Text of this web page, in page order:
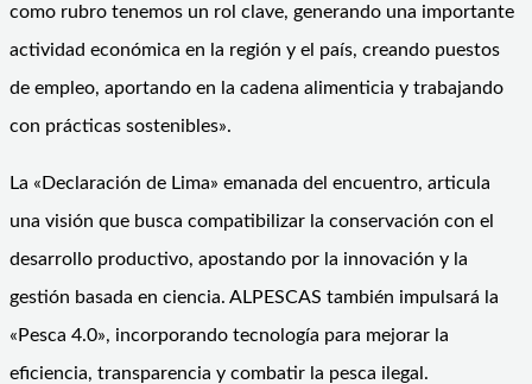
como rubro tenemos un rol clave, generando una importante
actividad económica en la región y el país, creando puestos
de empleo, aportando en la cadena alimenticia y trabajando
con prácticas sostenibles».
La «Declaración de Lima» emanada del encuentro, articula
una visión que busca compatibilizar la conservación con el
desarrollo productivo, apostando por la innovación y la
gestión basada en ciencia. ALPESCAS también impulsará la
«Pesca 4.0», incorporando tecnología para mejorar la
eficiencia, transparencia y combatir la pesca ilegal.